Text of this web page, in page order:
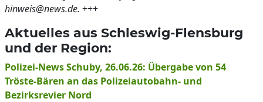
hinweis@news.de. +++
Aktuelles aus Schleswig-Flensburg
und der Region:
Polizei-News Schuby, 26.06.26: Übergabe von 54
Tröste-Bären an das Polizeiautobahn- und
Bezirksrevier Nord